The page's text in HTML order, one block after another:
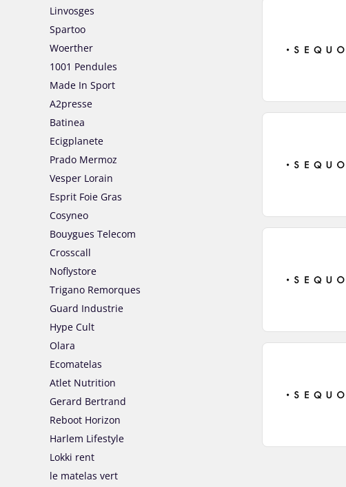
Linvosges
Spartoo
Woerther
1001 Pendules
Made In Sport
A2presse
Batinea
Ecigplanete
Prado Mermoz
Vesper Lorain
Esprit Foie Gras
Cosyneo
Bouygues Telecom
Crosscall
Noflystore
Trigano Remorques
Guard Industrie
Hype Cult
Olara
Ecomatelas
Atlet Nutrition
Gerard Bertrand
Reboot Horizon
Harlem Lifestyle
Lokki rent
le matelas vert